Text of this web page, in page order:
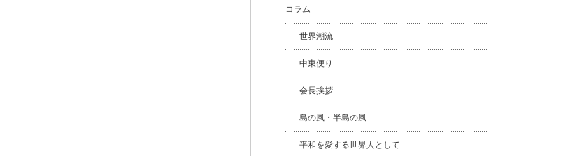
コラム
世界潮流
中東便り
会長挨拶
島の風・半島の風
平和を愛する世界人として